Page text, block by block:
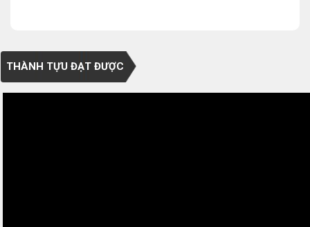
THÀNH TỰU ĐẠT ĐƯỢC